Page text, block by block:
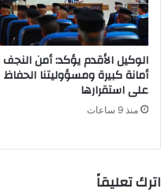
الوكيل الأقدم يؤكد: أمن النجف
أمانة كبيرة ومسؤوليتنا الحفاظ
على استقرارها
منذ 9 ساعات
اترك تعليقاً